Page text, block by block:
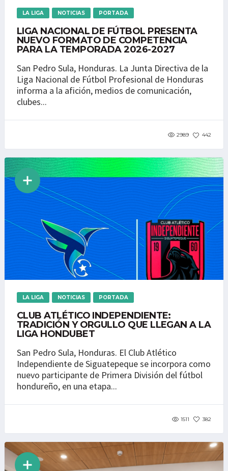
LA LIGA NOTICIAS PORTADA
LIGA NACIONAL DE FÚTBOL PRESENTA
NUEVO FORMATO DE COMPETENCIA
PARA LA TEMPORADA 2026-2027
San Pedro Sula, Honduras. La Junta Directiva de la
Liga Nacional de Fútbol Profesional de Honduras
informa a la afición, medios de comunicación,
clubes...
2989 442
LA LIGA NOTICIAS PORTADA
CLUB ATLÉTICO INDEPENDIENTE:
TRADICIÓN Y ORGULLO QUE LLEGAN A LA
LIGA HONDUBET
San Pedro Sula, Honduras. El Club Atlético
Independiente de Siguatepeque se incorpora como
nuevo participante de Primera División del fútbol
hondureño, en una etapa...
1511 382